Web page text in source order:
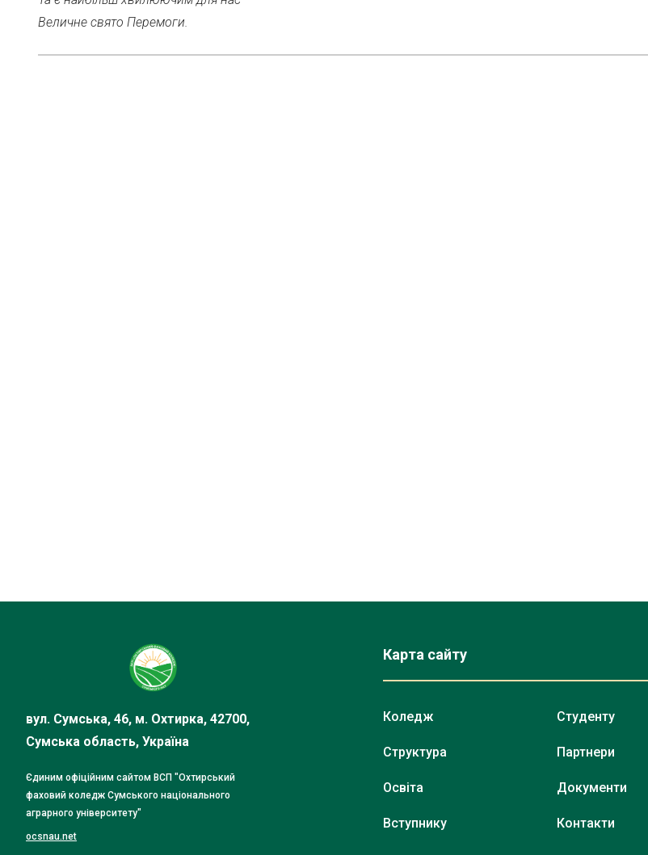
Величне свято Перемоги.
вул. Сумська, 46, м. Охтирка, 42700,
Сумська область, Україна
Єдиним офіційним сайтом ВСП "Охтирський
фаховий коледж Сумського національного
аграрного університету"
ocsnau.net
Карта сайту
Коледж
Структура
Освіта
Вступнику
Студенту
Партнери
Документи
Контакти